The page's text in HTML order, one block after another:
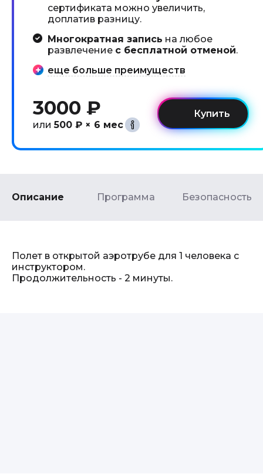
сертификата можно увеличить,
доплатив разницу.
Многократная запись на любое
развлечение с бесплатной отменой.
еще больше преимуществ
3000 ₽
или500 ₽ × 6 мес
Описание Программа Безопасность
Полет в открытой аэротрубе для 1 человека с
инструктором.
Продолжительность - 2 минуты.